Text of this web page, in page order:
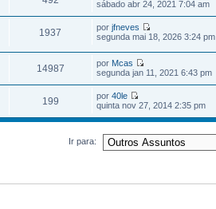
sábado abr 24, 2021 7:04 am
1937 porjfneves
segunda mai 18, 2026 3:24 pm
14987 por Mcas
segunda jan 11, 2021 6:43 pm
199 por40le
quinta nov 27, 2014 2:35 pm
Ir para: